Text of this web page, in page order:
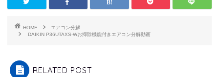
HOME
エアコン分解
DAIKIN P36UTAXS-Wお掃除機能付きエアコン分解動画
RELATED POST